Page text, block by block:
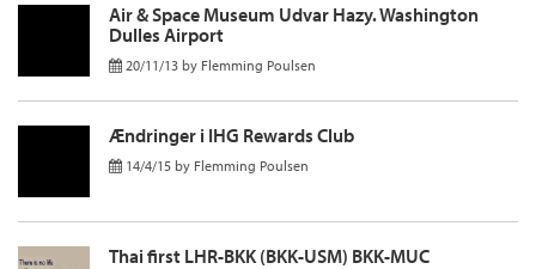
Air & Space Museum Udvar Hazy. Washington
Dulles Airport
20/11/13 by Flemming Poulsen
Ændringer i IHG Rewards Club
14/4/15 by Flemming Poulsen
Thai first LHR-BKK (BKK-USM) BKK-MUC